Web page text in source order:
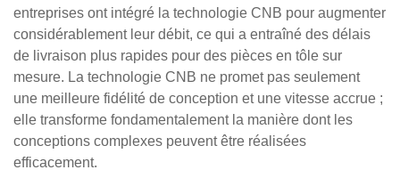
entreprises ont intégré la technologie CNB pour augmenter
considérablement leur débit, ce qui a entraîné des délais
de livraison plus rapides pour des pièces en tôle sur
mesure. La technologie CNB ne promet pas seulement
une meilleure fidélité de conception et une vitesse accrue ;
elle transforme fondamentalement la manière dont les
conceptions complexes peuvent être réalisées
efficacement.